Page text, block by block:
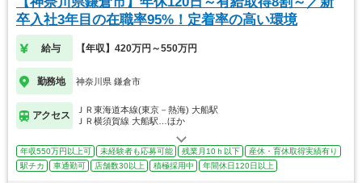
卒入社3年目の在職率95%！定着率の高い環境
給与 【年収】420万円～550万円
勤務地 神奈川県 鎌倉市
アクセス
ＪＲ東海道本線(東京－熱海) 大船駅
ＪＲ横須賀線 大船駅…ほか
年収550万円以上可 未経験者も応募可能 残業月10ｈ以下
産休・育休取得実績有り
駅チカ
車通勤可 店舗数30以上 積極採用中 年間休日120日以上